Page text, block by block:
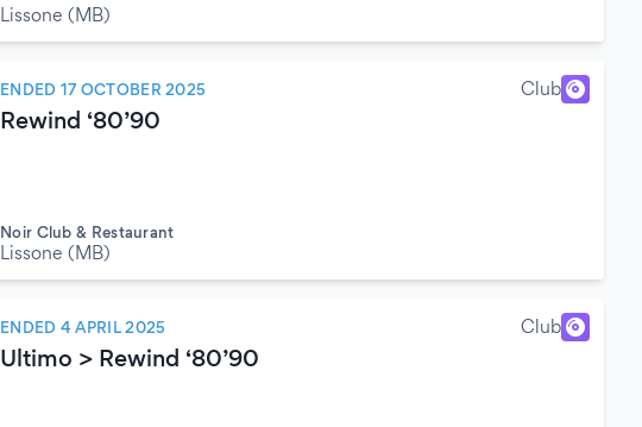
Lissone (MB)
ENDED 17 OCTOBER 2025 Club
Rewind ‘80’90
Noir Club & Restaurant
Lissone (MB)
ENDED 4 APRIL 2025 Club
Ultimo > Rewind ‘80’90